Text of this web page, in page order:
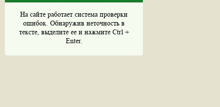
На сайте работает система проверки
ошибок. Обнаружив неточность в
тексте, выделите ее и нажмите Ctrl +
Enter.